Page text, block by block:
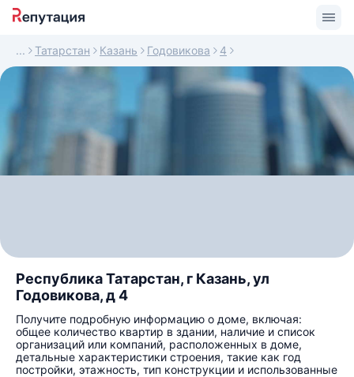
Татарстан Казань Годовикова 4
Республика Татарстан, г Казань, ул
Годовикова, д 4
Получите подробную информацию о доме, включая:
общее количество квартир в здании, наличие и список
организаций или компаний, расположенных в доме,
детальные характеристики строения, такие как год
постройки, этажность, тип конструкции и использованные